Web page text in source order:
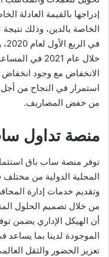
إدراجها بالقيمة العادلة
الخاصة بالدين، وذلك
خلال عام
الانخفاض مع وجود
استمرار في النجاح من
من خفض المصاريف.
منصة تداول
توفر منصة ساب باق
المحلية الدولية من
وتقديم خدمات إدارة
من خلال تصميم الحلول
أن الهيكل الإداري يضمن
الموجودة لدينا بما يساعد
تعزيز الحضور والثقل